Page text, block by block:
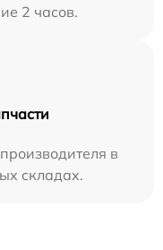
2 часов.
в
складах.